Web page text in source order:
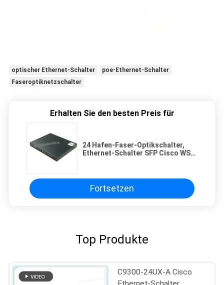
optischer Ethernet-Schalter
poe-Ethernet-Schalter
Faseroptiknetzschalter
Erhalten Sie den besten Preis für
24 Hafen-Faser-Optikschalter,
Ethernet-Schalter SFP Cisco WS-
Fortsetzen
Top Produkte
C9300-24UX-A Cisco